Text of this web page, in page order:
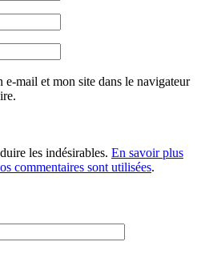
mail et mon site dans le navigateur
les indésirables. En savoir plus
commentaires sont utilisées.